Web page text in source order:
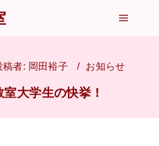
稿者: 岡田裕子 お知らせ
大学生の快挙！